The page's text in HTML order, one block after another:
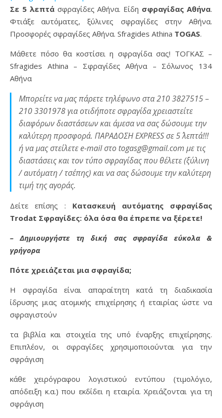
Σε 5 λεπτά σφραγίδες Αθήνα. Είδη σφραγίδας Αθήνα.
Φτιάξε αυτόματες, ξύλινες σφραγίδες στην Αθήνα.
Προσφορές σφραγίδες Αθήνα. Sfragides Athina TOGAS.
Μάθετε πόσο θα κοστίσει η σφραγίδα σας! ΤΟΓΚΑΣ –
Sfragides Athina – Σφραγίδες Αθήνα – Σόλωνος 134
Αθήνα
Μπορείτε να μας πάρετε τηλέφωνο στα 210 3827515 –
210 3301978 για οτιδήποτε σφραγίδα χρειαστείτε
διαφόρων διαστάσεων και άμεσα να σας δώσουμε την
καλύτερη προσφορά. ΠΑΡΑΔΟΣΗ EXPRESS σε 5΄ λεπτά!!!
ή να μας στείλετε e-mail στο togasg@gmail.com με τις
διαστάσεις και τον τύπο σφραγίδας που θέλετε (ξύλινη
/ αυτόματη / τσέπης) και να σας δώσουμε την καλύτερη
τιμή της αγοράς.
Δείτε επίσης : Κατασκευή αυτόματης σφραγίδας
Trodat Σφραγίδες: όλα όσα θα έπρεπε να ξέρετε!
– Δημιουργήστε τη δική σας σφραγίδα εύκολα &
γρήγορα
Πότε χρειάζεται μια σφραγίδα;
H σφραγίδα είναι απαραίτητη κατά τη διαδικασία
ίδρυσης μιας ατομικής επιχείρησης ή εταιρίας ώστε να
σφραγιστούν
τα βιβλία και στοιχεία της υπό έναρξης επιχείρησης.
Επιπλέον, οι σφραγίδες χρησιμοποιούνται για την
σφράγιση
κάθε χειρόγραφου λογιστικού εντύπου (τιμολόγιο,
απόδειξη κ.α.) που εκδίδει η εταιρία. Χρειάζονται για τη
σφράγιση